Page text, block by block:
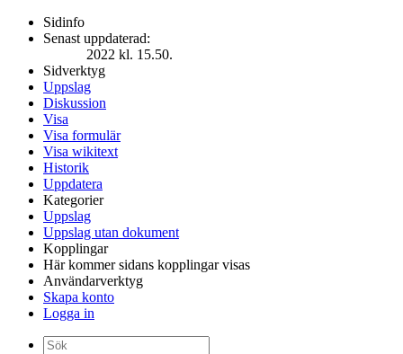
Sidinfo
Senast uppdaterad:
2022 kl. 15.50.
Sidverktyg
Uppslag
Diskussion
Visa
Visa formulär
Visa wikitext
Historik
Uppdatera
Kategorier
Uppslag
Uppslag utan dokument
Kopplingar
Här kommer sidans kopplingar visas
Användarverktyg
Skapa konto
Logga in